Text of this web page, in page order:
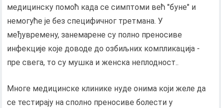
медицинску помоћ када се симптоми већ "буне" и
немогуће је без специфичног третмана. У
међувремену, занемарене су полно преносиве
инфекције које доводе до озбиљних компликација -
пре свега, то су мушка и женска неплодност..
Многе медицинске клинике нуде онима који желе да
се тестирају на сполно преносиве болести у